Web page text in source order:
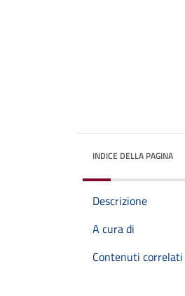
INDICE DELLA PAGINA
Descrizione
A cura di
Contenuti correlati